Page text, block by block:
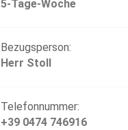
5-Tage-Woche
Bezugsperson:
Herr Stoll
Telefonnummer:
+39 0474 746916